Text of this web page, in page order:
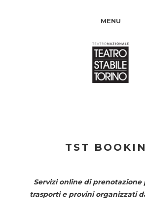
MENU
TST
Servizi online di
trasporti e provini organizzati